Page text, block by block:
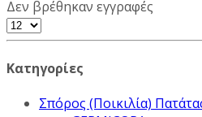
Δεν βρέθηκαν εγγραφές
Κατηγορίες
Σπόρος (Ποικιλία)